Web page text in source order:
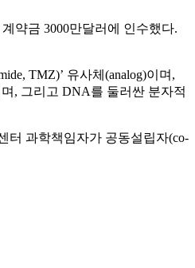
약금 3000만달러에 인수했다.
TMZ)’ 유사체(analog)이며,
, 그리고 DNA를 둘러싼 분자적
터 과학책임자가 공동설립자(co-